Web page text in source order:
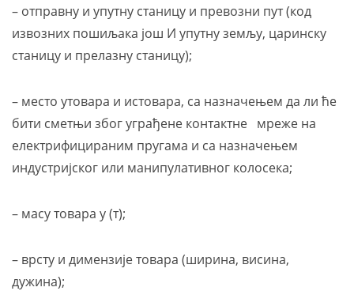
– отправну и упутну станицу и превозни пут (код
извозних пошиљака још И упутну земљу, царинску
станицу и прелазну станицу);
– место утовара и истовара, са назначењем да ли ће
бити сметњи због уграђене контактне мреже на
електрифицираним пругама и са назначењем
индустријског или манипулативног колосека;
– масу товара у (т);
– врсту и димензије товара (ширина, висина,
дужина);